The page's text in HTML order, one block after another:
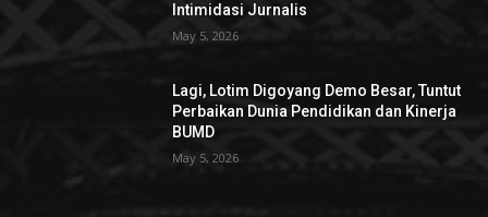
Intimidasi Jurnalis
May 5, 2026
Lagi, Lotim Digoyang Demo Besar, Tuntut
Perbaikan Dunia Pendidikan dan Kinerja
BUMD
May 5, 2026